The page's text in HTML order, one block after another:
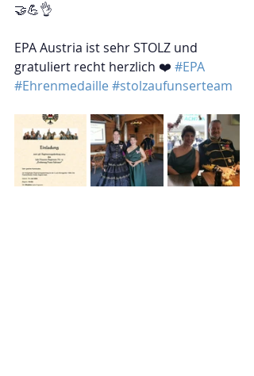
🤝💪👌
EPA Austria ist sehr STOLZ und
gratuliert recht herzlich ❤️ #EPA
#Ehrenmedaille#stolzaufunserteam